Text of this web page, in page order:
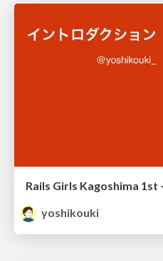
Rails Girls Kagoshima 1st
yoshikouki